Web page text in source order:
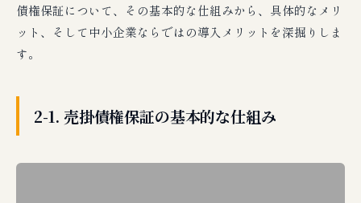
債権保証について、その基本的な仕組みから、具体的なメリ
ット、そして中小企業ならではの導入メリットを深掘りしま
す。
2-1. 売掛債権保証の基本的な仕組み